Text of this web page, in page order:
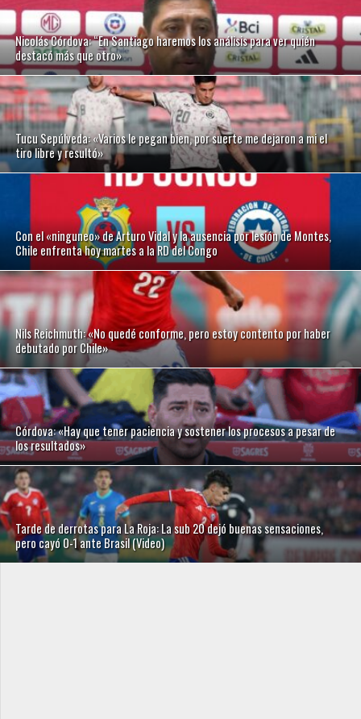
Nicolás Córdova: “En Santiago haremos los análisis para ver quién
destacó más que otro»
Tucu Sepúlveda: «Varios le pegan bien, por suerte me dejaron a mi el
tiro libre y resultó»
Con el «ninguneo» de Arturo Vidal y la ausencia por lesión de Montes,
Chile enfrenta hoy martes a la RD del Congo
Nils Reichmuth: «No quedé conforme, pero estoy contento por haber
debutado por Chile»
Córdova: «Hay que tener paciencia y sostener los procesos a pesar de
los resultados»
Tarde de derrotas para La Roja: La sub 20 dejó buenas sensaciones,
pero cayó 0-1 ante Brasil (Video)